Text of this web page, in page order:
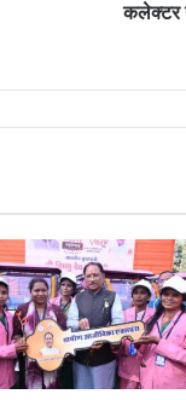
कलेक्टर